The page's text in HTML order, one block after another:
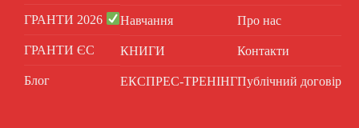
ГРАНТИ 2026
ГРАНТИ ЄС
Блог
Навчання
КНИГИ
ЕКСПРЕС-ТРЕНІНГ
Про нас
Контакти
Публічний договір